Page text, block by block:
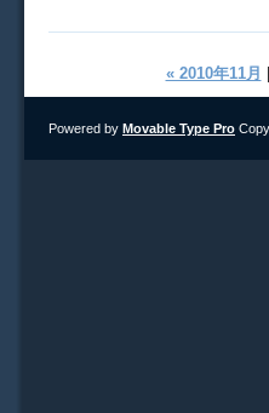
« 2010年11月 |
Powered by Movable Type Pro